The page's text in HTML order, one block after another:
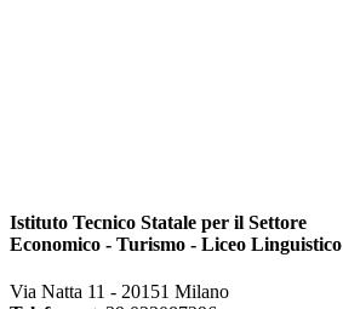
Istituto Tecnico Statale per il Settore
Economico - Turismo - Liceo Linguistico
Via Natta 11 - 20151 Milano